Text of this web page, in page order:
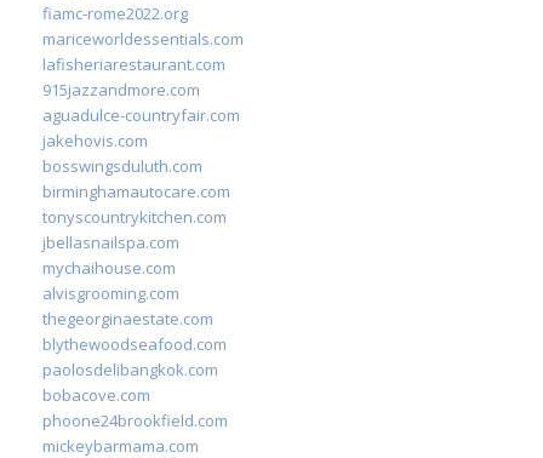
fiamc-rome2022.org
mariceworldessentials.com
lafisheriarestaurant.com
915jazzandmore.com
aguadulce-countryfair.com
jakehovis.com
bosswingsduluth.com
birminghamautocare.com
tonyscountrykitchen.com
jbellasnailspa.com
mychaihouse.com
alvisgrooming.com
thegeorginaestate.com
blythewoodseafood.com
paolosdelibangkok.com
bobacove.com
phoone24brookfield.com
mickeybarmama.com